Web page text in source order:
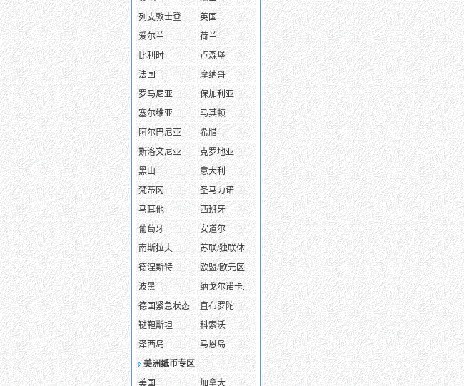
列支敦士登
英国
爱尔兰
荷兰
比利时
卢森堡
法国
摩纳哥
罗马尼亚
保加利亚
塞尔维亚
马其顿
阿尔巴尼亚
希腊
斯洛文尼亚
克罗地亚
黑山
意大利
梵蒂冈
圣马力诺
马耳他
西班牙
葡萄牙
安道尔
南斯拉夫
苏联/独联体
德涅斯特
欧盟/欧元区
波黑
纳戈尔诺卡..
德国紧急状态
直布罗陀
鞑靼斯坦
科索沃
泽西岛
马恩岛
美洲纸币专区
美国
加拿大